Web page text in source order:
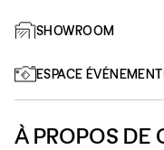
SHOWROOM
ESPACE
À PROPOS DE